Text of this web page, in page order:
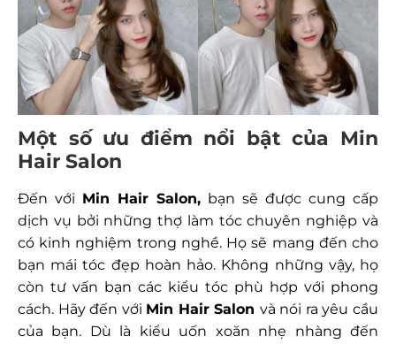
Một số ưu điểm nổi bật của Min
Hair Salon
Đến với Min Hair Salon, bạn sẽ được cung cấp
dịch vụ bởi những thợ làm tóc chuyên nghiệp và
có kinh nghiệm trong nghề. Họ sẽ mang đến cho
bạn mái tóc đẹp hoàn hảo. Không những vậy, họ
còn tư vấn bạn các kiểu tóc phù hợp với phong
cách. Hãy đến với Min Hair Salon và nói ra yêu cầu
của bạn. Dù là kiểu uốn xoăn nhẹ nhàng đến